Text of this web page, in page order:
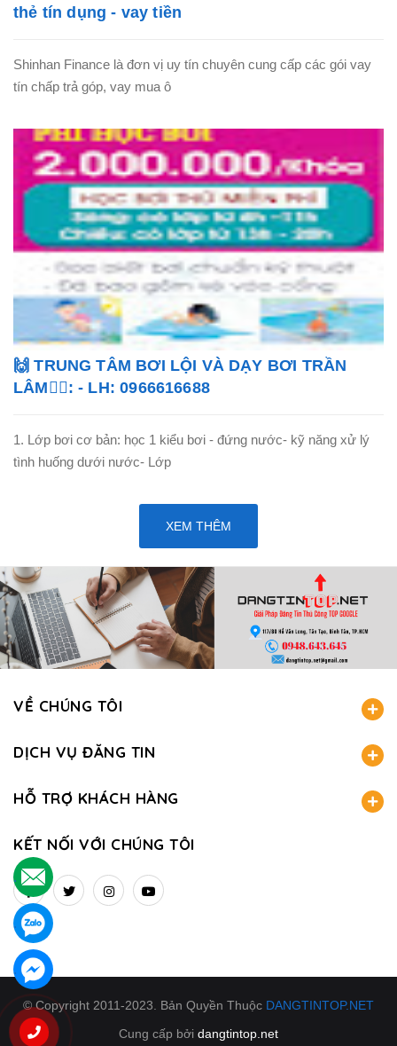
thẻ tín dụng - vay tiền
Shinhan Finance là đơn vị uy tín chuyên cung cấp các gói vay
tín chấp trả góp, vay mua ô
🙌 TRUNG TÂM BƠI LỘI VÀ DẠY BƠI TRẦN
LÂM🏊‍♂️: - LH: 0966616688
1. Lớp bơi cơ bản: học 1 kiểu bơi - đứng nước- kỹ năng xử lý
tình huống dưới nước- Lớp
XEM THÊM
VỀ CHÚNG TÔI
DỊCH VỤ ĐĂNG TIN
HỖ TRỢ KHÁCH HÀNG
KẾT NỐI VỚI CHÚNG TÔI
© Copyright 2011-2023. Bản Quyền Thuộc DANGTINTOP.NET
Cung cấp bởi dangtintop.net
.
.
.